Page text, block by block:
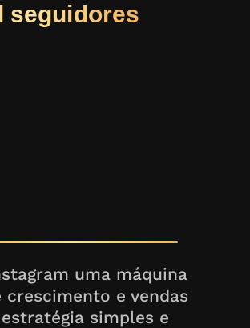
seguidores
uma máquina
crescimento e vendas
simples e